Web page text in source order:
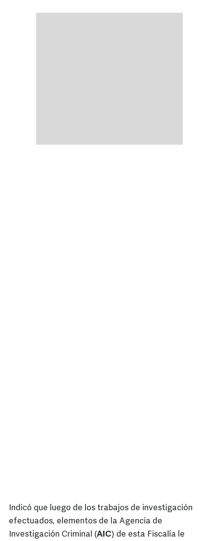
Indicó que luego de los trabajos de investigación
efectuados, elementos de la Agencia de
Investigación Criminal (AIC) de esta Fiscalía le